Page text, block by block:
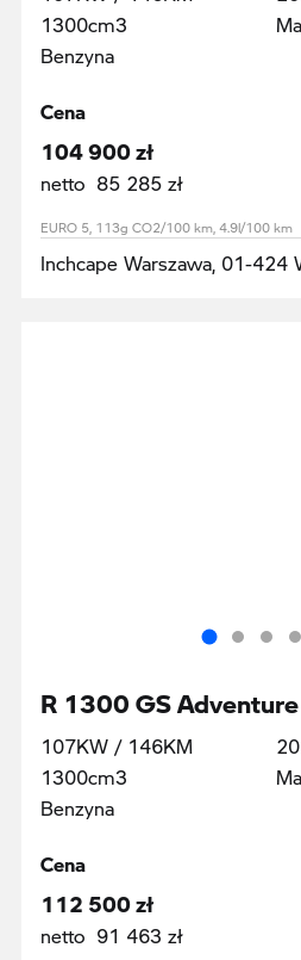
1300cm3
Benzyna
Cena
104 900 zł
netto 85 285 zł
EURO 5, 113g CO2/100 km, 4.9l/100 km
Inchcape Warszawa, 01-424
R 1300 GS Adventure
107KW / 146KM
1300cm3
Benzyna
Cena
112 500 zł
netto 91 463 zł